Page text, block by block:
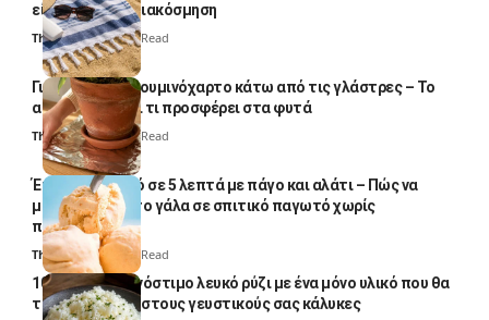
είναι μόνο για διακόσμηση
Thali Ombre5 Min Read
Γιατί βάζουν αλουμινόχαρτο κάτω από τις γλάστρες – Το
απλό κόλπο και τι προσφέρει στα φυτά
Thali Ombre4 Min Read
Έτοιμο παγωτό σε 5 λεπτά με πάγο και αλάτι – Πώς να
μετατρέψετε το γάλα σε σπιτικό παγωτό χωρίς
παγωτομηχανή
Thali Ombre 4 Min Read
10 φορές ποιο νόστιμο λευκό ρύζι με ένα μόνο υλικό που θα
το απογειώσει στους γευστικούς σας κάλυκες